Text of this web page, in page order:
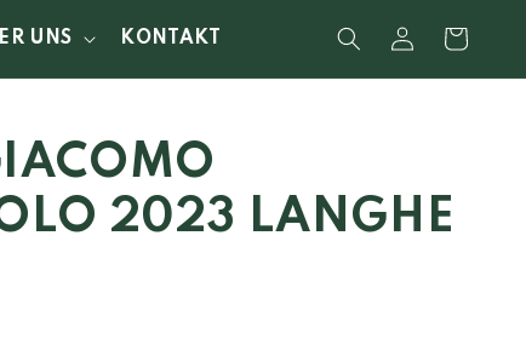
UNS KONTAKT EinloggenWarenkorb
2023 LANGHE